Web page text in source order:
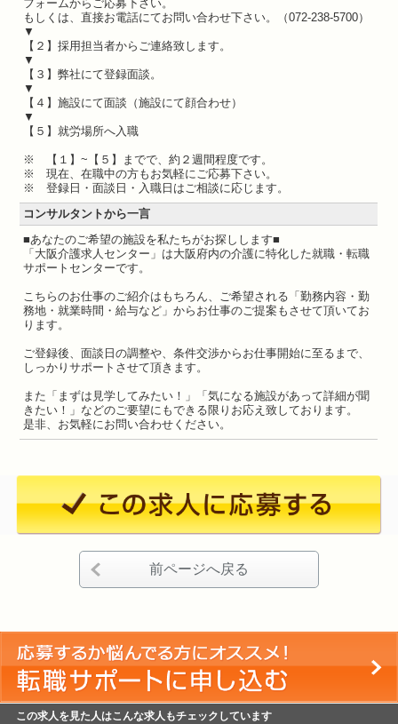
フォームからご応募下さい。
もしくは、直接お電話にてお問い合わせ下さい。（072-238-5700）
▼
【２】採用担当者からご連絡致します。
▼
【３】弊社にて登録面談。
▼
【４】施設にて面談（施設にて顔合わせ）
▼
【５】就労場所へ入職
※ 【１】~【５】までで、約２週間程度です。
※ 現在、在職中の方もお気軽にご応募下さい。
※ 登録日・面談日・入職日はご相談に応じます。
コンサルタントから一言
■あなたのご希望の施設を私たちがお探しします■
「大阪介護求人センター」は大阪府内の介護に特化した就職・転職
サポートセンターです。
こちらのお仕事のご紹介はもちろん、ご希望される「勤務内容・勤
務地・就業時間・給与など」からお仕事のご提案もさせて頂いてお
ります。
ご登録後、面談日の調整や、条件交渉からお仕事開始に至るまで、
しっかりサポートさせて頂きます。
また「まずは見学してみたい！」「気になる施設があって詳細が聞
きたい！」などのご要望にもできる限りお応え致しております。
是非、お気軽にお問い合わせください。
前ページへ戻る
この求人を見た人はこんな求人もチェックしています